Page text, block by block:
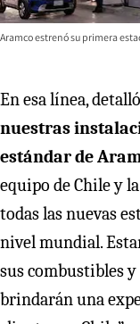
Aramco estrenó su primera
En esa línea,
nuestras
estándar de
equipo de Chile y
todas las nuevas
nivel mundial.
sus combustibles
brindarán una